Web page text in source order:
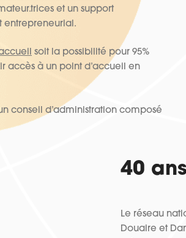
et un support
entrepreneurial.
soit la possibilité pour 95%
accès à un point d’accueil en
conseil d’administration composé
40
Le réseau
Douaire et